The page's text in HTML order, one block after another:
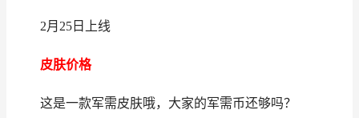
2月25日上线
皮肤价格
这是一款军需皮肤哦，大家的军需币还够吗？